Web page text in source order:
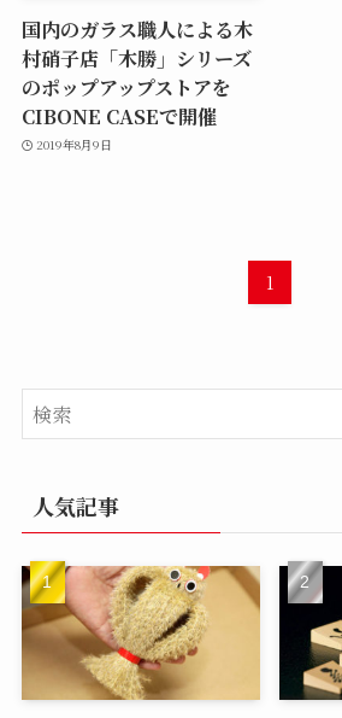
国内のガラス職人による木
村硝子店「木勝」シリーズ
のポップアップストアを
CIBONE CASEで開催
2019年8月9日
1
人気記事